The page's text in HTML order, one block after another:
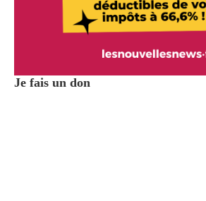
Je fais un don